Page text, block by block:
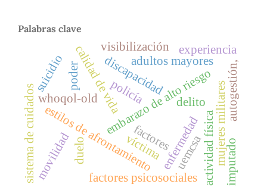
Palabras clave
embarazo de alto riesgo
enfermedad
factores
estilos de afrontamiento
discapacidad
calidad de vida
actividad física
adultos mayores
whoqol-old
movilidad mujeres militares
factores psicosociales
policía
poder
delito
víctima imputado
uemcsa
sistema de cuidados
visibilización
autogestión,
suicidio
duelo
experiencia